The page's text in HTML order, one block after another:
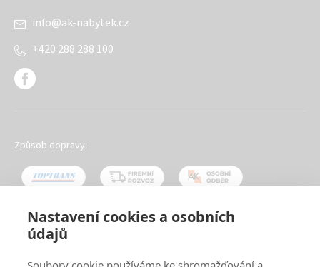
Nastavení cookies a osobních
údajů
info@ak-nabytek.cz
+420 288 288 100
Způsob dopravy: